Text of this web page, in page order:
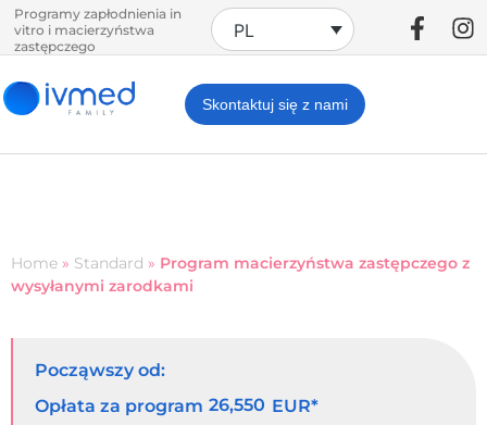
Programy zapłodnienia in
vitro i macierzyństwa
zastępczego
PL
Skontaktuj się z nami
Home » Standard » Program macierzyństwa zastępczego z
wysyłanymi zarodkami
Począwszy od:
Opłata za program 26,550 EUR*